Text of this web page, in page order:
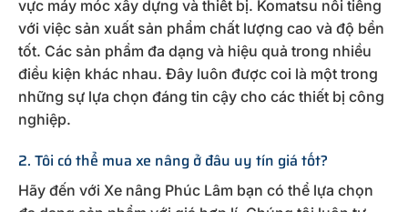
vực máy móc xây dựng và thiết bị. Komatsu nổi tiếng
với việc sản xuất sản phẩm chất lượng cao và độ bền
tốt. Các sản phẩm đa dạng và hiệu quả trong nhiều
điều kiện khác nhau. Đây luôn được coi là một trong
những sự lựa chọn đáng tin cậy cho các thiết bị công
nghiệp.
2. Tôi có thể mua xe nâng ở đâu uy tín giá tốt?
Hãy đến với Xe nâng Phúc Lâm bạn có thể lựa chọn